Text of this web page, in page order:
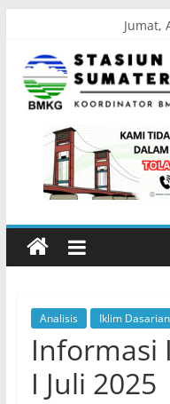
content
Jumat,
Stasiun
Koordinator
BMKG
Sumatera
Selatan
Analisis Iklim Dasarian
Informasi
I Juli 2025